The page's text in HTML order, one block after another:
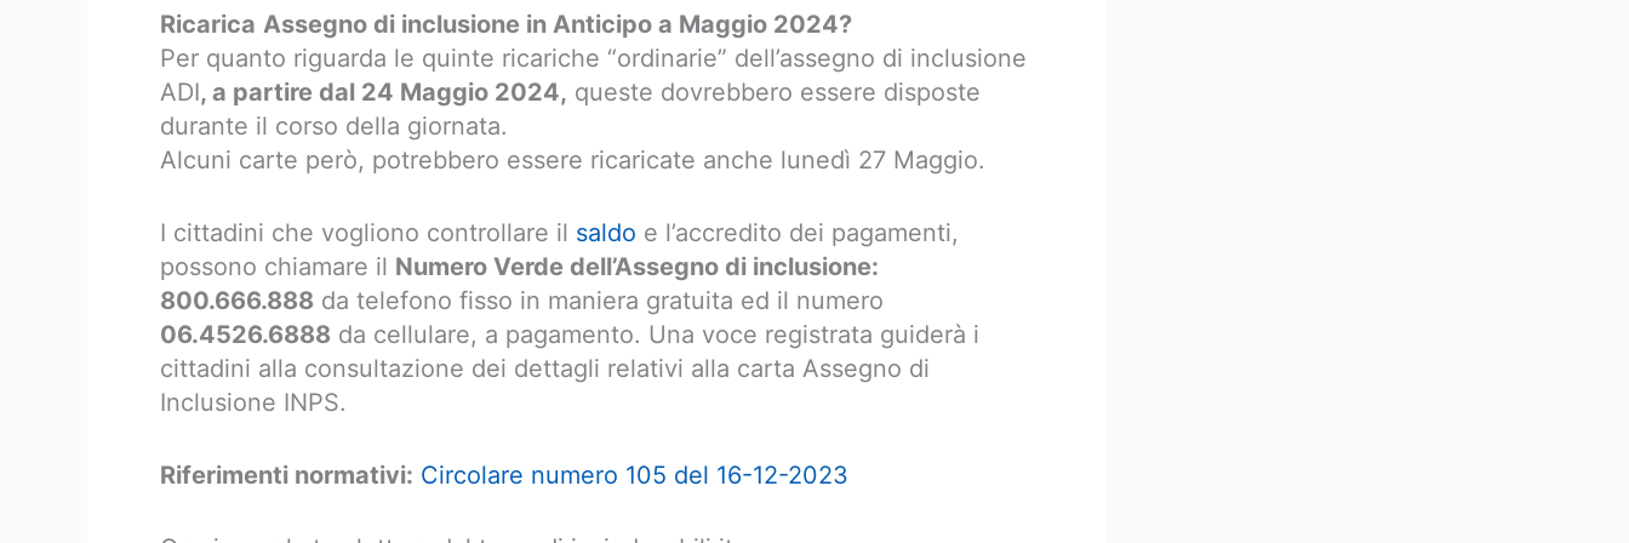
Ricarica Assegno di inclusione in Anticipo a Maggio 2024?
Per quanto riguarda le quinte ricariche “ordinarie” dell’assegno di inclusione
ADI, a partire dal 24 Maggio 2024, queste dovrebbero essere disposte
durante il corso della giornata.
Alcuni carte però, potrebbero essere ricaricate anche lunedì 27 Maggio.
I cittadini che vogliono controllare il saldo e l’accredito dei pagamenti,
possono chiamare il Numero Verde dell’Assegno di inclusione:
800.666.888 da telefono fisso in maniera gratuita ed il numero
06.4526.6888 da cellulare, a pagamento. Una voce registrata guiderà i
cittadini alla consultazione dei dettagli relativi alla carta Assegno di
Inclusione INPS.
Riferimenti normativi: Circolare numero 105 del 16-12-2023